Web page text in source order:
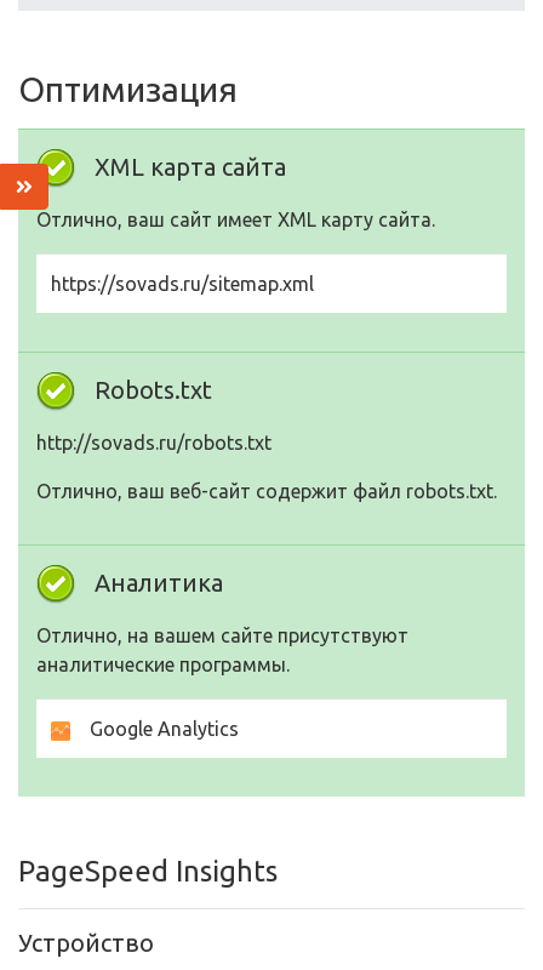
Оптимизация
XML карта сайта
Отлично, ваш сайт имеет XML карту сайта.
https://sovads.ru/sitemap.xml
Robots.txt
http://sovads.ru/robots.txt
Отлично, ваш веб-сайт содержит файл robots.txt.
Аналитика
Отлично, на вашем сайте присутствуют
аналитические программы.
Google Analytics
PageSpeed Insights
Устройство